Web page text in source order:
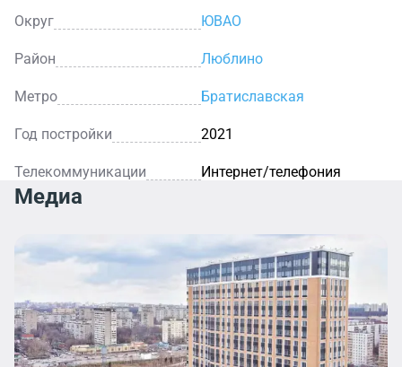
Округ ЮВАО
Район Люблино
Метро Братиславская
Год постройки 2021
Телекоммуникации Интернет/телефония
Медиа